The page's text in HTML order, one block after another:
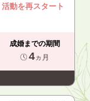
動を再スタート
成婚までの期間
4ヵ月